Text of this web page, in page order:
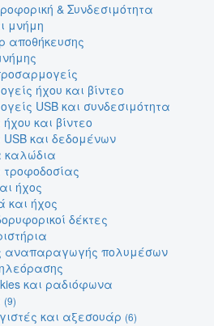
& Συνδεσιμότητα
μνήμη
αποθήκευσης
ήχου και βίντεο
USB και συνδεσιμότητα
και βίντεο
και δεδομένων
ήχος
και ήχος
δέκτες
αναπαραγωγής πολυμέσων
και ραδιόφωνα
(9)
και αξεσουάρ (6)